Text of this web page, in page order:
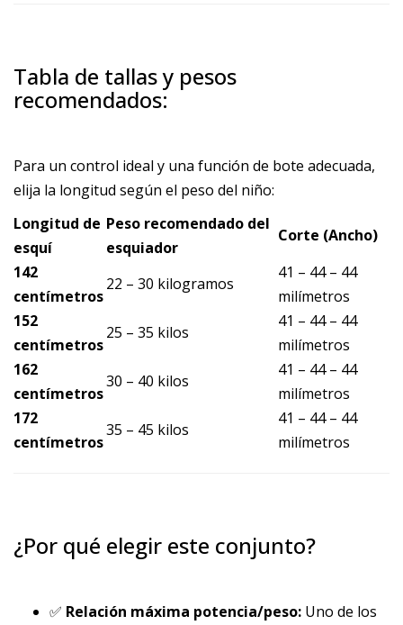
Tabla de tallas y pesos
recomendados:
Para un control ideal y una función de bote adecuada,
elija la longitud según el peso del niño:
Longitud de
esquí
Peso recomendado del
esquiador
Corte (Ancho)
142
centímetros
22 – 30 kilogramos
41 – 44 – 44
milímetros
152
centímetros
25 – 35 kilos
41 – 44 – 44
milímetros
162
centímetros
30 – 40 kilos
41 – 44 – 44
milímetros
172
centímetros
35 – 45 kilos
41 – 44 – 44
milímetros
¿Por qué elegir este conjunto?
✅ Relación máxima potencia/peso: Uno de los